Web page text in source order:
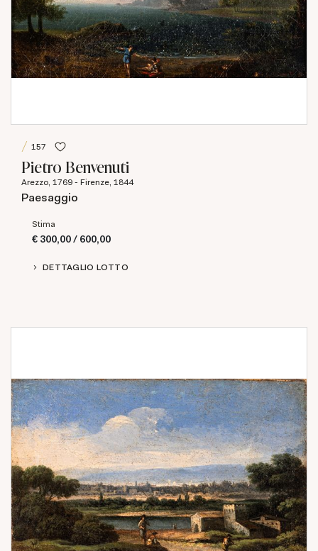
157
Pietro Benvenuti
Arezzo, 1769 - Firenze, 1844
Paesaggio
Stima
€ 300,00 / 600,00
DETTAGLIO LOTTO